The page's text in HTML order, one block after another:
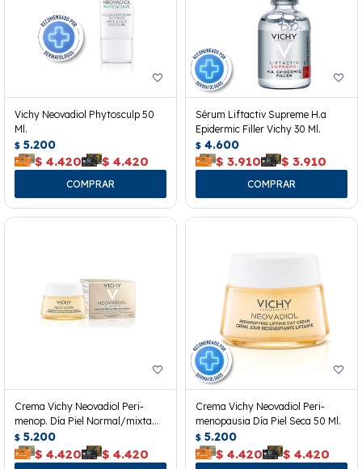
Vichy Neovadiol Phytosculp 50
Ml.
$ 5.200
$ 4.420 $ 4.420
Sérum Liftactiv Supreme H.a
Epidermic Filler Vichy 30 Ml.
$ 4.600
$ 3.910 $ 3.910
Crema Vichy Neovadiol Peri-
menop. Día Piel Normal/mixta
50ml
$ 5.200
$ 4.420 $ 4.420
Crema Vichy Neovadiol Peri-
menopausia Día Piel Seca 50 Ml.
$ 5.200
$ 4.420 $ 4.420